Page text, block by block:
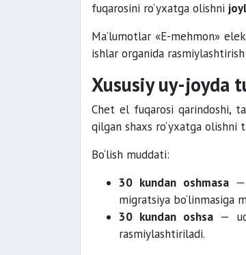
fuqarosini ro‘yxatga olishni
Ma’lumotlar «E-mehmon»
ishlar organida
Xususiy uy-joyda
Chet el fuqarosi qarindoshi,
qilgan shaxs ro‘yxatga olishni
Bo‘lish muddati:
30 kundan oshmasa—
migratsiya bo‘linmasiga
30 kundan oshsa —
rasmiylashtiriladi.